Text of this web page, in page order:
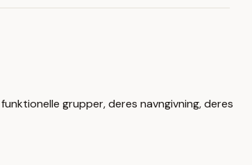
grupper, deres navngivning, deres